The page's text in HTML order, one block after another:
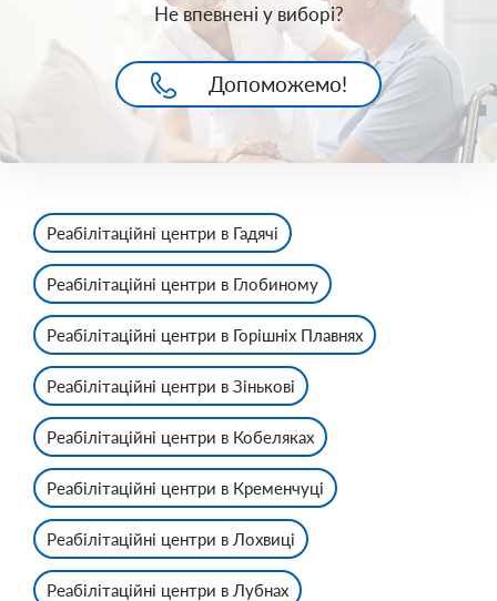
Не впевнені у виборі?
Допоможемо!
Реабілітаційні центри в Гадячі
Реабілітаційні центри в Глобиному
Реабілітаційні центри в Горішніх Плавнях
Реабілітаційні центри в Зінькові
Реабілітаційні центри в Кобеляках
Реабілітаційні центри в Кременчуці
Реабілітаційні центри в Лохвиці
Реабілітаційні центри в Лубнах